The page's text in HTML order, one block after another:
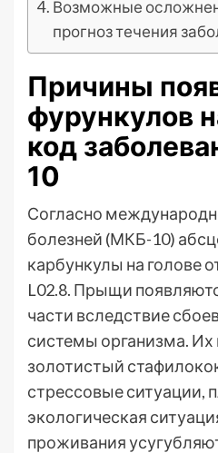
Возможные
прогноз течения
Причины
фурункулов
код
10
Согласно
болезней (МКБ-10)
карбункулы на голове
L02.8. Прыщи
части вследствие
системы организма. Их
золотистый
стрессовые ситуации,
экологическая
проживания